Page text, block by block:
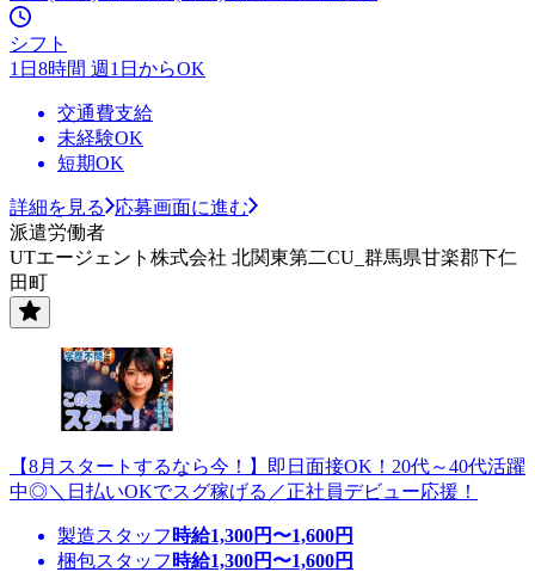
シフト
1日8時間 週1日からOK
交通費支給
未経験OK
短期OK
詳細を見る
応募画面に進む
派遣労働者
UTエージェント株式会社 北関東第二CU_群馬県甘楽郡下仁
田町
【8月スタートするなら今！】即日面接OK！20代～40代活躍
中◎＼日払いOKでスグ稼げる／正社員デビュー応援！
製造スタッフ 時給1,300円〜1,600円
梱包スタッフ 時給1,300円〜1,600円